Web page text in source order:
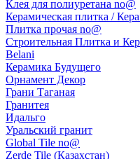
Клея для полиуретана no@
Керамическая плитка /
Плитка прочая no@
Строительная Плитка и
Belani
Керамика Будущего
Орнамент Декор
Грани Таганая
Гранитея
Идальго
Уральский гранит
Global Tile no@
Zerde Tile (Казахстан)